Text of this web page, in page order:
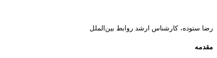
رضا ستوده، کارشناس ارشد روابط بین‌الملل
مقدمه